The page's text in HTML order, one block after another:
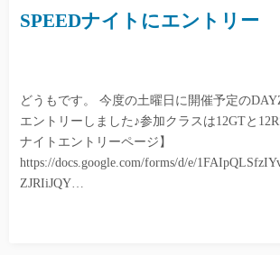
SPEEDナイトにエントリー
どうもです。 今度の土曜日に開催予定の
エントリーしました♪参加クラスは12GTと
ナイトエントリーページ】
https://docs.google.com/forms/d/e/
ZJRIiJQY…